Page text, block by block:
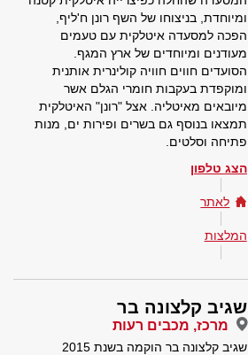
ומיוחדת, בניצוחו של השף רונן ח'ליף,
הפכה למסעדה איטלקית עם טעמים
מעודנים ומיוחדים של ארץ המגף.
הסועדים חווים חוויה קולינרית אותנית
ומוקפדת בעקבות חומרי הגלם אשר
מיובאים מאיטליה. אצל "רונן" האיטלקית
תמצאו בנוסף גם בשרים ופירות ים, מנות
פתיחה וסלטים.
הצג טלפון
לאתר
המלצות
שגיב קלצונה בר
מרכז, מכבים רעות
שגיב קלצונה בר הוקמה בשנת 2015